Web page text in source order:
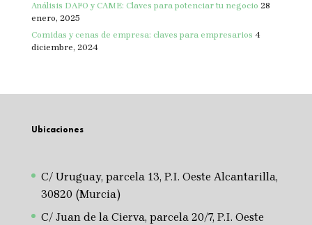
Análisis DAFO y CAME: Claves para potenciar tu negocio 28
enero, 2025
Comidas y cenas de empresa: claves para empresarios 4
diciembre, 2024
Ubicaciones
C/ Uruguay, parcela 13, P.I. Oeste Alcantarilla,
30820 (Murcia)
C/ Juan de la Cierva, parcela 20/7, P.I. Oeste